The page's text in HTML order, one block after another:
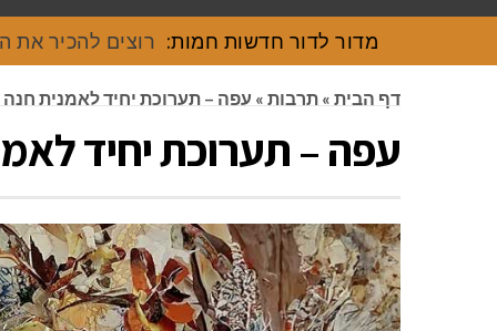
מדור לדור חדשות חמות: רוצים להכיר את
דף הבית » תרבות » עפה – תערוכת יחיד לאמנית חנה
עפה – תערוכת יחיד